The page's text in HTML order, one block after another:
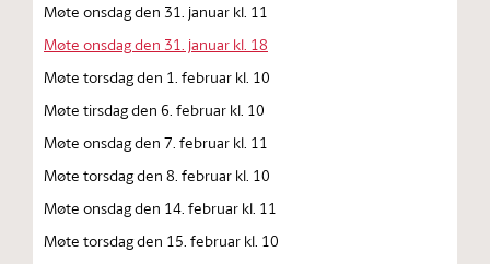
Møte onsdag den 31. januar kl. 11
Møte onsdag den 31. januar kl. 18
Møte torsdag den 1. februar kl. 10
Møte tirsdag den 6. februar kl. 10
Møte onsdag den 7. februar kl. 11
Møte torsdag den 8. februar kl. 10
Møte onsdag den 14. februar kl. 11
Møte torsdag den 15. februar kl. 10